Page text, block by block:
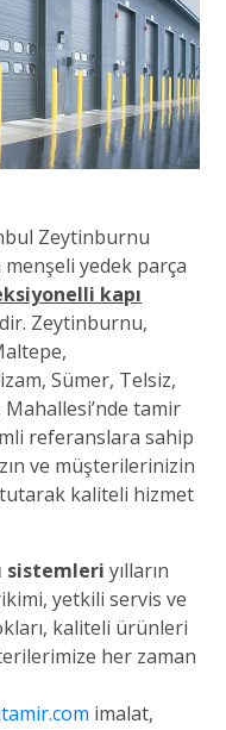
Zeytinburnu
menşeli yedek parça
kapı
Zeytinburnu,
Sümer, Telsiz,
tamir
referanslara sahip
ve müşterilerinizin
kaliteli hizmet
sistemleriyılların
yetkili servis ve
kaliteli ürünleri
her zaman
imalat,